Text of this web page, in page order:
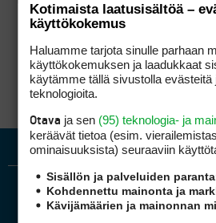
Kotimaista laatusisältöä –
käyttökokemus
Haluamme tarjota sinulle parhaan
käyttökokemuksen ja laadukkaat
käytämme tällä sivustolla evästeitä
teknologioita.
Otava ja sen (95) teknologia- ja
keräävät tietoa (esim.
ominaisuuk­sista) seuraaviin
Sisällön ja palveluiden
Kohdennettu mainonta ja
Kävijämäärien ja mainonnan